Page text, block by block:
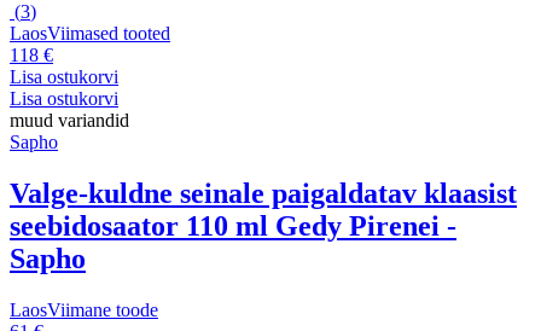
(3)
LaosViimased tooted
118 €
Lisa ostukorvi
Lisa ostukorvi
muud variandid
Sapho
Valge-kuldne seinale paigaldatav klaasist
seebidosaator 110 ml Gedy Pirenei -
Sapho
LaosViimane toode